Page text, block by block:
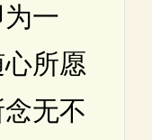
一
所愿
无不